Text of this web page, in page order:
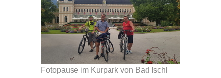
Fotopause im Kurpark von Bad Ischl